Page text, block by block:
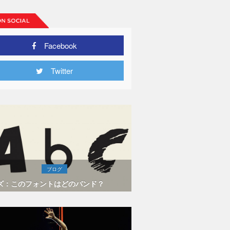
Facebook
Twitter
ブログ
：このフォントはどのバンド？